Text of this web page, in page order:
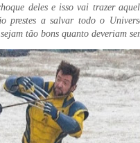
deles e isso vai trazer
prestes a salvar todo o
tão bons quanto deveriam